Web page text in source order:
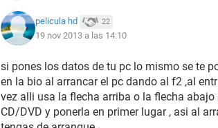
pelicula hd 22
19 nov 2013 a las 14:10
si pones los datos de tu pc lo mismo se te
en la bio al arrancar el pc dando al f2 ,al
vez alli usa la flecha arriba o la flecha
CD/DVD y ponerla en primer lugar , asi al